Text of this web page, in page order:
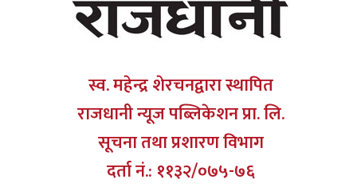
स्व. महेन्द्र शेरचनद्वारा स्थापित
राजधानी न्यूज पब्लिकेशन प्रा. लि.
सूचना तथा प्रशारण विभाग
दर्ता नं.: ११३२/०७५-७६